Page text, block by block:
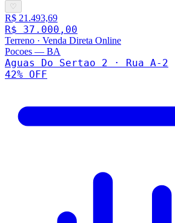
♡
R$ 21.493,69
R$ 37.000,00
Terreno · Venda Direta Online
Pocoes — BA
Aguas Do Sertao 2 · Rua A-2
42% OFF